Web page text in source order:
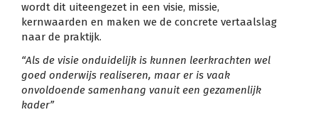
wordt dit uiteengezet in een visie, missie,
kernwaarden en maken we de concrete vertaalslag
naar de praktijk.
“Als de visie onduidelijk is kunnen leerkrachten wel
goed onderwijs realiseren, maar er is vaak
onvoldoende samenhang vanuit een gezamenlijk
kader”